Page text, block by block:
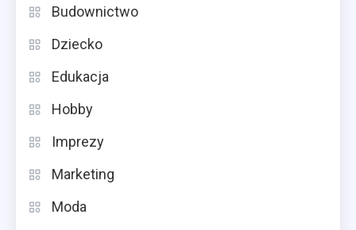
Budownictwo
Dziecko
Edukacja
Hobby
Imprezy
Marketing
Moda